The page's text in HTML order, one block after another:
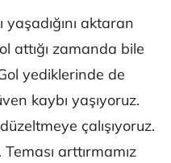
yaşadığını aktaran
attığı zamanda bile
yediklerinde de
kaybı yaşıyoruz.
çalışıyoruz.
arttırmamız